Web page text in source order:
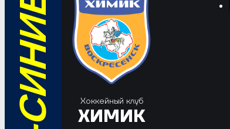
Хоккейный клуб
ХИМИК